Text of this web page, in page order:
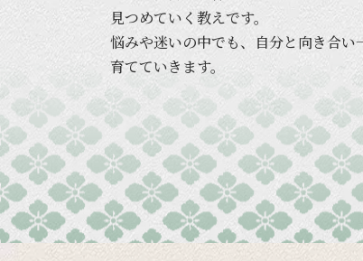
見つめていく 教えです。
悩みや迷いの中でも、 自分と向き合い
育てていきます。